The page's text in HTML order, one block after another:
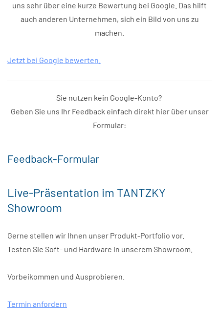
uns sehr über eine kurze Bewertung bei Google. Das hilft
auch anderen Unternehmen, sich ein Bild von uns zu
machen.
Jetzt bei Google bewerten.
Sie nutzen kein Google-Konto?
Geben Sie uns Ihr Feedback einfach direkt hier über unser
Formular:
Feedback-Formular
Live-Präsentation im TANTZKY
Showroom
Gerne stellen wir Ihnen unser Produkt-Portfolio vor.
Testen Sie Soft- und Hardware in unserem Showroom.
Vorbeikommen und Ausprobieren.
Termin anfordern